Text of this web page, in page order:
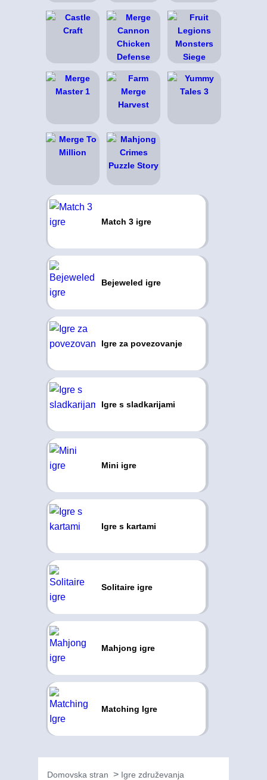
Match 3 igre
Bejeweled igre
Igre za povezovanje
Igre s sladkarijami
Mini igre
Igre s kartami
Solitaire igre
Mahjong igre
Matching Igre
Domovska stran Igre združevanja